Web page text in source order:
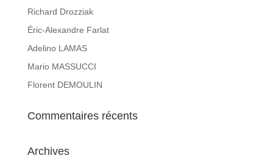
Richard Drozziak
Éric-Alexandre Farlat
Adelino LAMAS
Mario MASSUCCI
Florent DEMOULIN
Commentaires récents
Archives